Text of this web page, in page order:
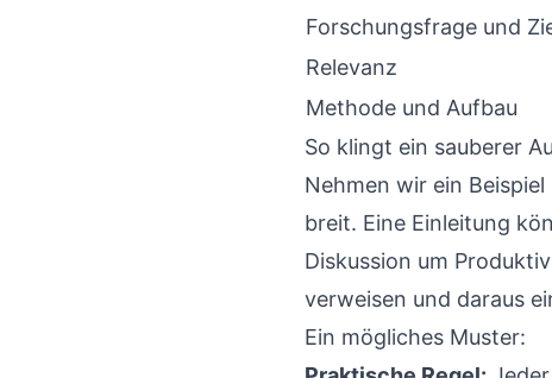
Forschungsfrage und
Relevanz
Methode und Aufbau
So klingt ein sauberer
Nehmen wir ein
breit. Eine Einleitung
Diskussion um
verweisen und daraus
Ein mögliches Muster: